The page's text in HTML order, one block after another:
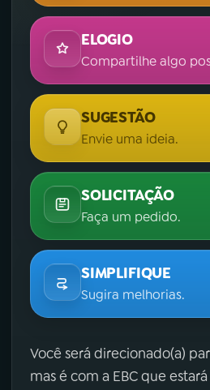
ELOGIO
Compartilhe algo
SUGESTÃO
Envie uma ideia.
SOLICITAÇÃO
Faça um pedido.
SIMPLIFIQUE
Sugira melhorias.
Você será direcionado(a)
mas é com a EBC que